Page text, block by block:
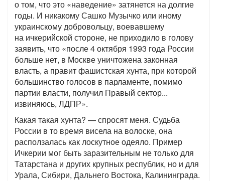
о том, что это «наведение» затянется на долгие
годы. И никакому Сашко Музычко или иному
украинскому добровольцу, воевавшему
на ичкерийской стороне, не приходило в голову
заявить, что «после 4 октября 1993 года России
больше нет, в Москве уничтожена законная
власть, а правит фашистская хунта, при которой
большинство голосов в парламенте, помимо
партии власти, получил Правый сектор...
извиняюсь, ЛДПР».
Какая такая хунта? — спросят меня. Судьба
России в то время висела на волоске, она
расползалась как лоскутное одеяло. Пример
Ичкерии мог быть заразительным не только для
Татарстана и других крупных республик, но и для
Урала, Сибири, Дальнего Востока, Калининграда.